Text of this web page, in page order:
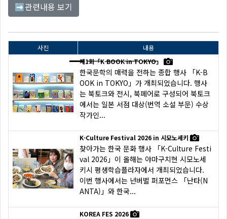
➡관련내용 보기
사진
내용
제1회「K-BOOK in TOKYO」
한국문학의 매력을 전하는 종합 행사 「K-B
OOK in TOKYO」가 개최되었습니다. 행사
는 북토크와 전시, 북페어로 구성되어 북토크
에서는 일본 서점 대상(번역 소설 부문) 수상
작가인...
K-Culture Festival 2026 in 시모노세키
찾아가는 한국 문화 행사 「K-Culture Festi
val 2026」이 올해는 야마구치현 시모노세
키시 평생학습플라자에서 개최되었습니다.
이번 행사에서는 넌버벌 퍼포먼스 「난타(N
ANTA)」와 한국...
KOREA FES 2026